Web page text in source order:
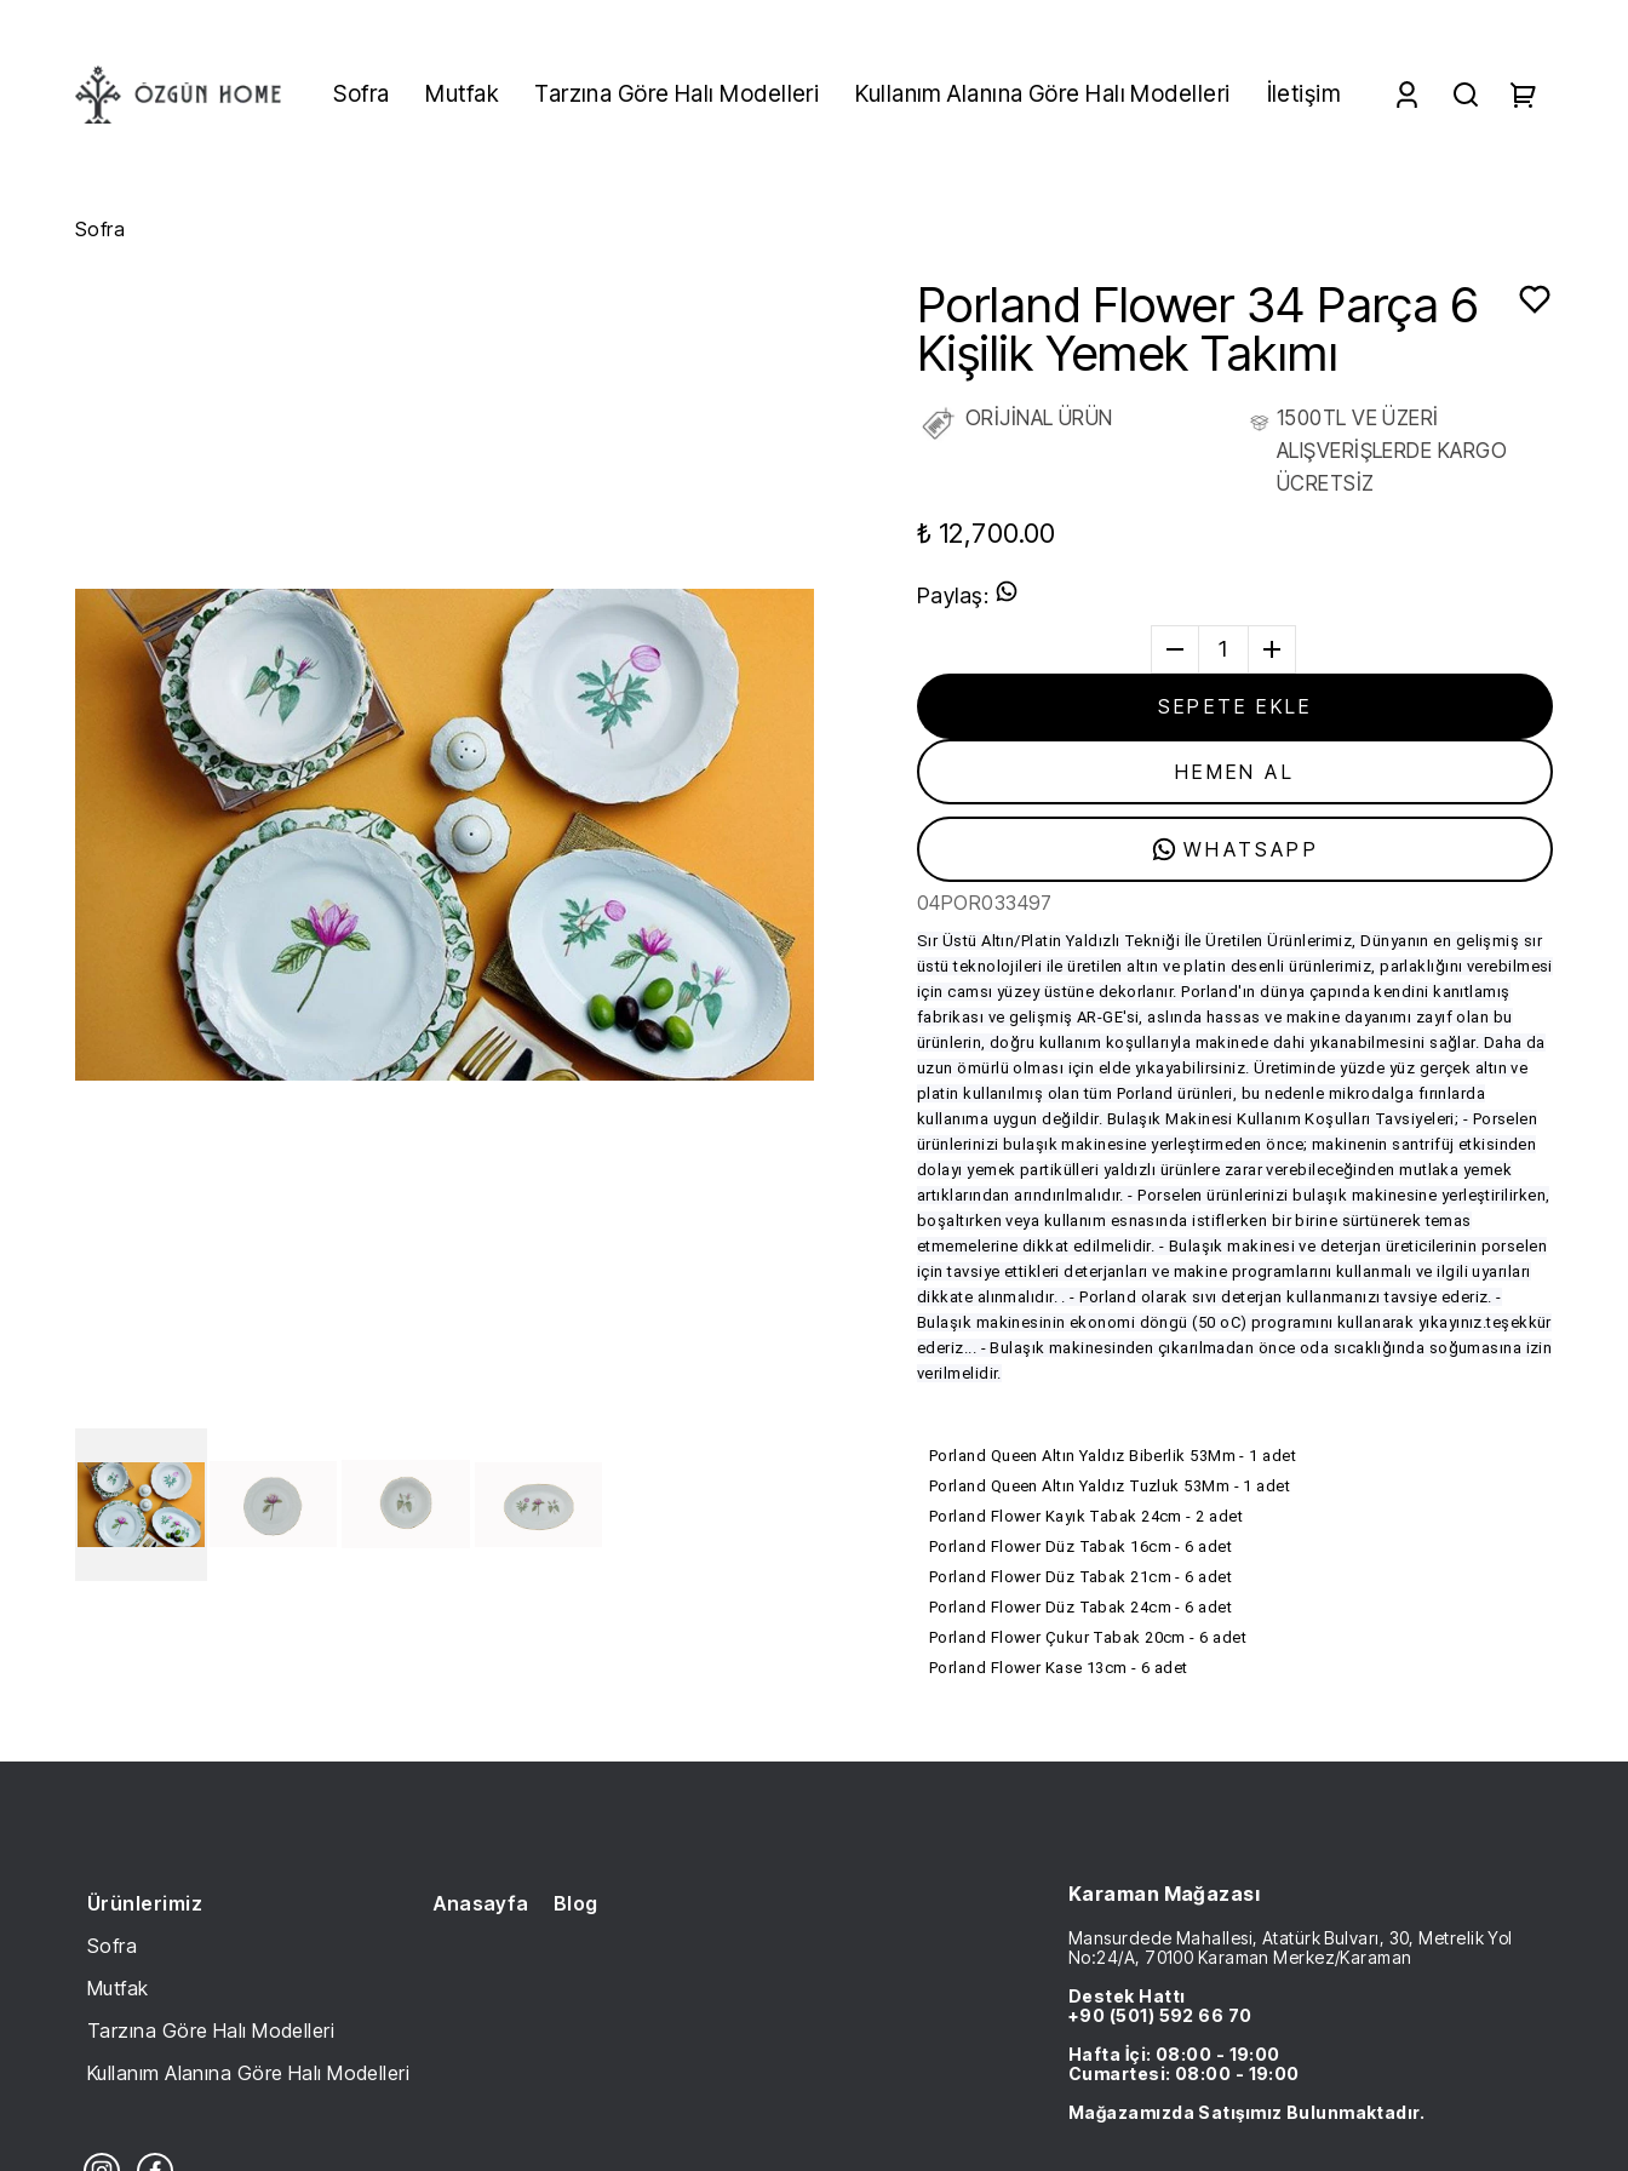
Sofra Mutfak Tarzına Göre Halı Modelleri Kullanım Alanına Göre Halı Modelleri İletişim
Sofra
Porland Flower 34 Parça 6
Kişilik Yemek Takımı
ORİJİNAL ÜRÜN
1500TL VE ÜZERİ
ALIŞVERİŞLERDE KARGO
ÜCRETSİZ
₺ 12,700.00
Paylaş:
1
SEPETE EKLE
HEMEN AL
WHATSAPP
04POR033497
Sır Üstü Altın/Platin Yaldızlı Tekniği İle Üretilen Ürünlerimiz, Dünyanın en gelişmiş sır
üstü teknolojileri ile üretilen altın ve platin desenli ürünlerimiz, parlaklığını verebilmesi
için camsı yüzey üstüne dekorlanır. Porland'ın dünya çapında kendini kanıtlamış
fabrikası ve gelişmiş AR-GE'si, aslında hassas ve makine dayanımı zayıf olan bu
ürünlerin, doğru kullanım koşullarıyla makinede dahi yıkanabilmesini sağlar. Daha da
uzun ömürlü olması için elde yıkayabilirsiniz. Üretiminde yüzde yüz gerçek altın ve
platin kullanılmış olan tüm Porland ürünleri, bu nedenle mikrodalga fırınlarda
kullanıma uygun değildir. Bulaşık Makinesi Kullanım Koşulları Tavsiyeleri; - Porselen
ürünlerinizi bulaşık makinesine yerleştirmeden önce; makinenin santrifüj etkisinden
dolayı yemek partikülleri yaldızlı ürünlere zarar verebileceğinden mutlaka yemek
artıklarından arındırılmalıdır. - Porselen ürünlerinizi bulaşık makinesine yerleştirilirken,
boşaltırken veya kullanım esnasında istiflerken bir birine sürtünerek temas
etmemelerine dikkat edilmelidir. - Bulaşık makinesi ve deterjan üreticilerinin porselen
için tavsiye ettikleri deterjanları ve makine programlarını kullanmalı ve ilgili uyarıları
dikkate alınmalıdır. . - Porland olarak sıvı deterjan kullanmanızı tavsiye ederiz. -
Bulaşık makinesinin ekonomi döngü (50 oC) programını kullanarak yıkayınız.teşekkür
ederiz... - Bulaşık makinesinden çıkarılmadan önce oda sıcaklığında soğumasına izin
verilmelidir.
Porland Queen Altın Yaldız Biberlik 53Mm - 1 adet
Porland Queen Altın Yaldız Tuzluk 53Mm - 1 adet
Porland Flower Kayık Tabak 24cm - 2 adet
Porland Flower Düz Tabak 16cm - 6 adet
Porland Flower Düz Tabak 21cm - 6 adet
Porland Flower Düz Tabak 24cm - 6 adet
Porland Flower Çukur Tabak 20cm - 6 adet
Porland Flower Kase 13cm - 6 adet
Ürünlerimiz
Sofra
Mutfak
Tarzına Göre Halı Modelleri
Kullanım Alanına Göre Halı Modelleri
Anasayfa Blog Karaman Mağazası
Mansurdede Mahallesi, Atatürk Bulvarı, 30, Metrelik Yol
No:24/A, 70100 Karaman Merkez/Karaman
Destek Hattı
+90 (501) 592 66 70
Hafta İçi: 08:00 - 19:00
Cumartesi: 08:00 - 19:00
Mağazamızda Satışımız Bulunmaktadır.